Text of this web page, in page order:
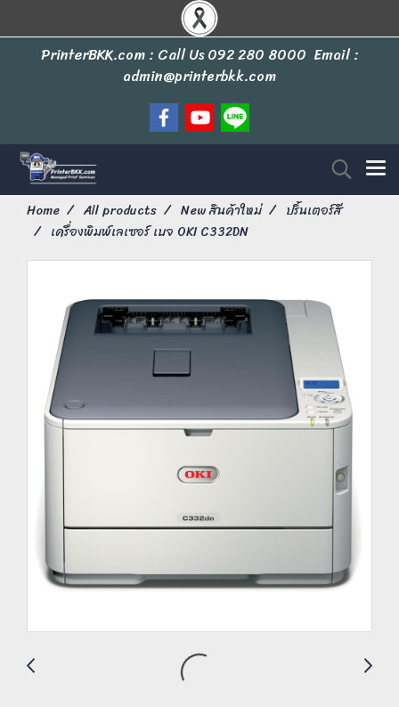
PrinterBKK.com : Call Us092 280 8000 Email :
admin@printerbkk.com
Home All products New สินค้าใหม่
ปริ้นเตอร์สี
เครื่องพิมพ์เลเซอร์ เบจ OKI C332DN